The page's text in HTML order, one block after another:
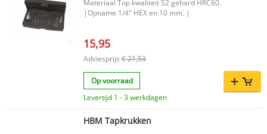
Materiaal Top kwaliteit S2 gehard HRC60.
|Opname 1/4" HEX en 10 mm. |
15,95
Adviesprijs € 21,53
Op voorraad
Levertijd 1 - 3 werkdagen
HBM Tapkrukken